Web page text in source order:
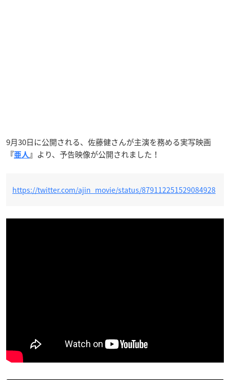
9月30日に公開される、佐藤健さんが主演を務める実写映画
『亜人 』 より、予告映像が公開されました！
https://twitter.com/ajin_movie/status/879112251529084928